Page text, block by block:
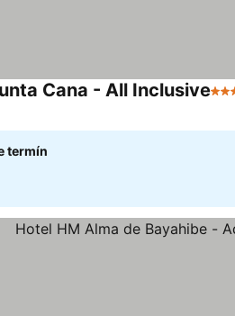
Cana - All Inclusive5
termín